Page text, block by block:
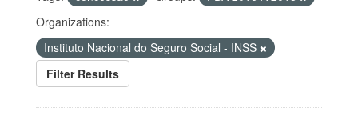
Organizations:
Instituto Nacional do Seguro Social - INSS
Filter Results